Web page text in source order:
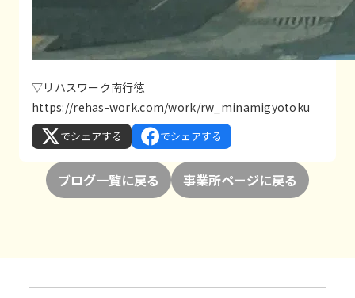
▽リハスワーク南行徳
https://rehas-work.com/work/rw_minamigyotoku
でシェアする でシェアする
ブログ一覧に戻る 事業所ページに戻る